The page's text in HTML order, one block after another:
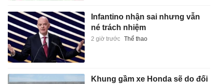
Infantino nhận sai nhưng vẫn
né trách nhiệm
2 giờ trước Thể thao
Khung gầm xe Honda sẽ do đối